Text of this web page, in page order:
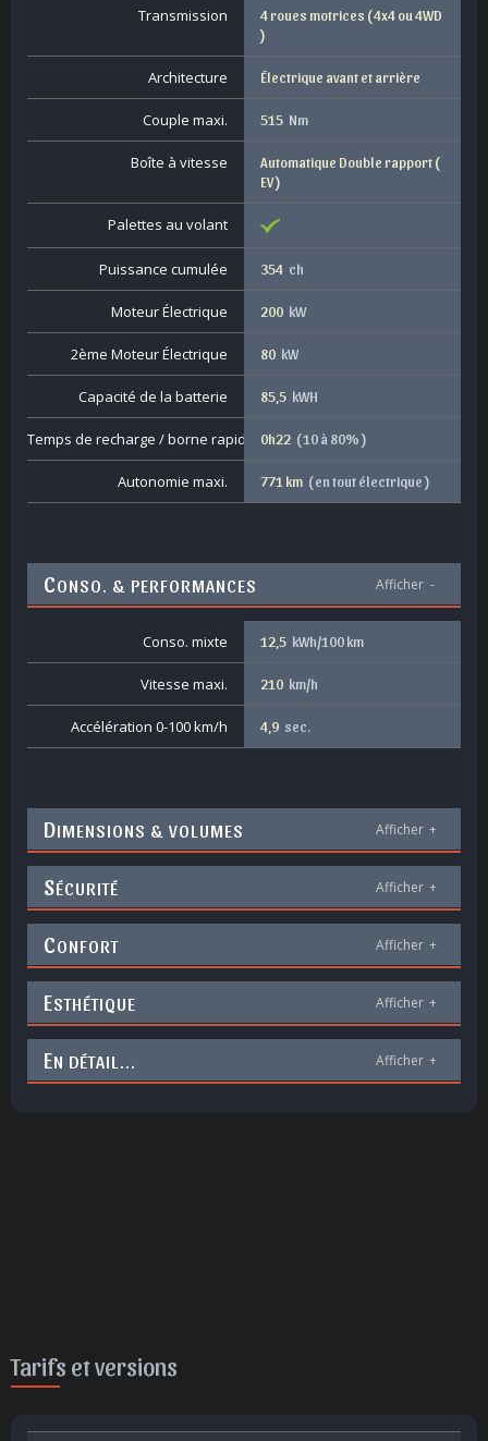
Transmission
4 roues motrices ( 4x4 ou 4WD
)
Architecture Électrique avant et arrière
Couple maxi. 515 Nm
Boîte à vitesse
Automatique Double rapport (
EV )
Palettes au volant
Puissance cumulée 354 ch
Moteur Électrique 200 kW
2ème Moteur Électrique 80 kW
Capacité de la batterie 85,5 kWH
Temps de recharge / borne rapide 0h22 ( 10 à 80% )
Autonomie maxi. 771 km ( en tout électrique )
CONSO. & PERFORMANCES Afficher -
Conso. mixte 12,5 kWh/100 km
Vitesse maxi. 210 km/h
Accélération 0-100 km/h 4,9 sec.
DIMENSIONS & VOLUMES Afficher +
SÉCURITÉ Afficher +
CONFORT Afficher +
ESTHÉTIQUE Afficher +
EN DÉTAIL... Afficher +
Tarifs et versions